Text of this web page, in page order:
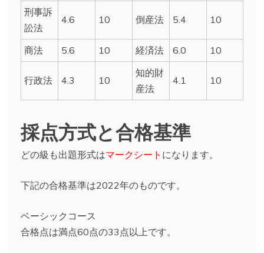
刑事訴
訟法
4.6 10 倒産法 5.4 10
商法 5.6 10 経済法 6.0 10
行政法 4.3 10
知的財
産法
4.1 10
採点方式と合格基準
どの級も出題形式はマークシート になります。
下記の合格基準は2022年のものです。
ベーシックコース
合格点は満点60点の33点以上です。